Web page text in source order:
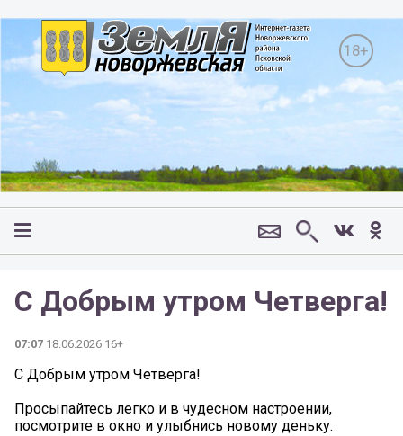
18+
С Добрым утром Четверга!
07:07 18.06.2026 16+
С Добрым утром Четверга!
Просыпайтесь легко и в чудесном настроении,
посмотрите в окно и улыбнись новому деньку.